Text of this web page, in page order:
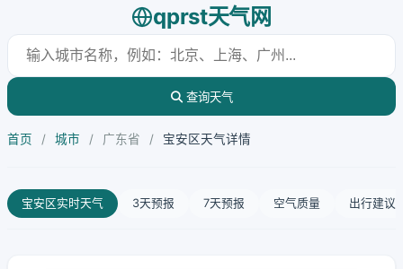
qprst天气网
查询天气
首页 / 城市 / 广东省 / 宝安区天气详情
宝安区实时天气 3天预报 7天预报 空气质量 出行建议